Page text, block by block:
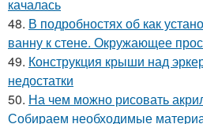
качалась
48. В подробностях об как
ванну к стене. Окружающее
49. Конструкция крыши над
недостатки
50. На чем можно рисовать
Собираем необходимые